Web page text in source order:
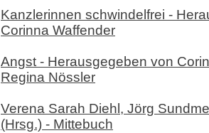
Kanzlerinnen schwindelfrei -
Corinna Waffender
Angst - Herausgegeben von
Regina Nössler
Verena Sarah Diehl, Jörg
(Hrsg.) - Mittebuch